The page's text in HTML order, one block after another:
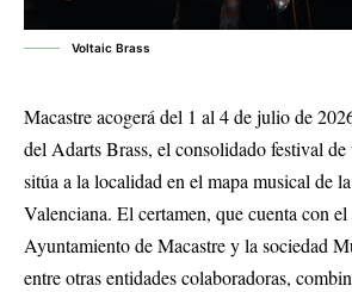
Voltaic Brass
Macastre acogerá del 1 al 4 de julio de
del Adarts Brass, el consolidado festival
sitúa a la localidad en el mapa musical de
Valenciana. El certamen, que cuenta con
Ayuntamiento de Macastre y la sociedad
entre otras entidades colaboradoras,